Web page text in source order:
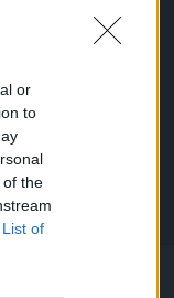
or
to
of the
List of